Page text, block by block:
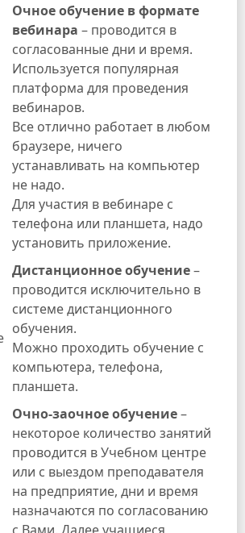
Очное обучение в формате
вебинара – проводится в
согласованные дни и время.
Используется популярная
платформа для проведения
вебинаров.
Все отлично работает в любом
браузере, ничего
устанавливать на компьютер
не надо.
Для участия в вебинаре с
телефона или планшета, надо
установить приложение.
Дистанционное обучение–
проводится исключительно в
системе дистанционного
обучения.
Можно проходить обучение с
компьютера, телефона,
планшета.
Очно-заочноеобучение–
некоторое количество занятий
проводится в Учебном центре
или с выездом преподавателя
на предприятие, дни и время
назначаются по согласованию